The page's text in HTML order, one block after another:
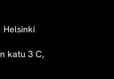
Helsinki
katu 3 C,